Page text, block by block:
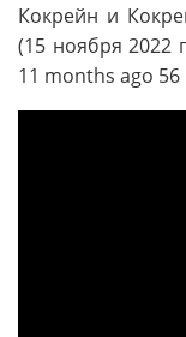
Кокрейн и
(15 ноября 2022
11 months ago